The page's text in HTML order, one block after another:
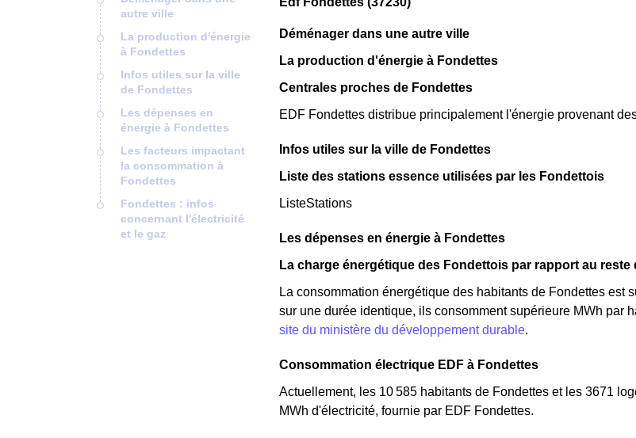
autre ville
La production d'énergie
à Fondettes
Infos utiles sur la ville
de Fondettes
Les dépenses en
énergie à Fondettes
Les facteurs impactant
la consommation à
Fondettes
Fondettes : infos
concernant l'électricité
et le gaz
Déménager dans une autre ville
La production d'énergie à Fondettes
Centrales proches de Fondettes
EDF Fondettes distribue principalement l'énergie provenant
Infos utiles sur la ville de Fondettes
Liste des stations essence utilisées par les Fondettois
ListeStations
Les dépenses en énergie à Fondettes
La charge énergétique des Fondettois par rapport au reste
La consommation énergétique des habitants de Fondettes est
sur une durée identique, ils consomment supérieure MWh par
site du ministère du développement durable.
Consommation électrique EDF à Fondettes
Actuellement, les 10 585 habitants de Fondettes et les 3671
MWh d'électricité, fournie par EDF Fondettes.